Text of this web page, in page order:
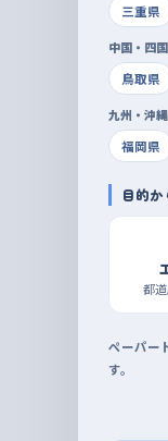
三重県
中国・四国
鳥取県
九州・沖縄
福岡県
目的
都
ペーパー
す。